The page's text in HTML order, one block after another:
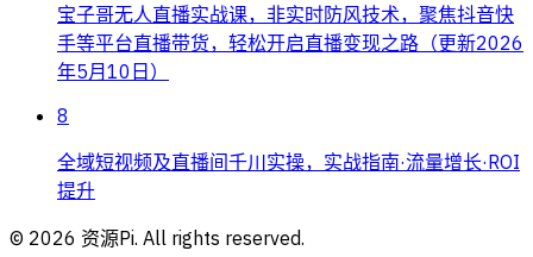
宝子哥无人直播实战课，非实时防风技术，聚焦抖音快
手等平台直播带货，轻松开启直播变现之路（更新2026
年5月10日）
8
全域短视频及直播间千川实操，实战指南·流量增长·ROI
提升
© 2026 资源Pi. All rights reserved.